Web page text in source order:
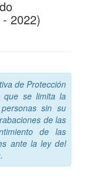
2022)
de Protección
que se limita la
sin su
de las
de las
ante la ley del